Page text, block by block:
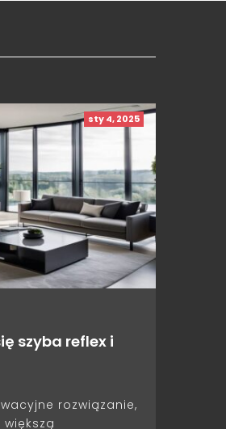
sty 4, 2025
szyba reflex i
rozwiązanie,